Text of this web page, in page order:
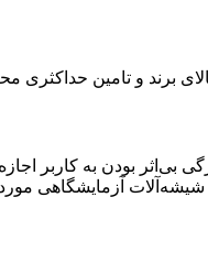
برند و تامین
بودن به کاربر
آزمایشگاهی